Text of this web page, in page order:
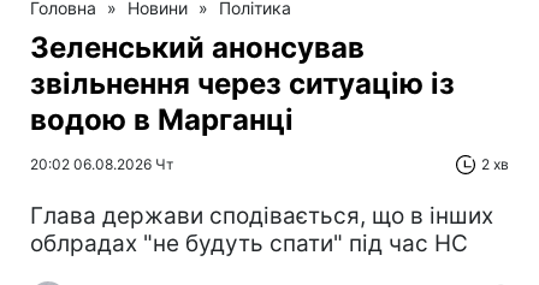
Головна » Новини » Політика
Зеленський анонсував
звільнення через ситуацію із
водою в Марганці
20:02 06.08.2026 Чт 2 хв
Глава держави сподівається, що в інших
облрадах "не будуть спати" під час НС